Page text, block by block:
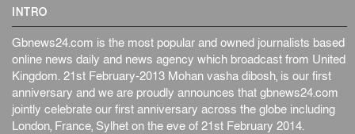
INTRO
Gbnews24.com is the most popular and owned journalists based
online news daily and news agency which broadcast from United
Kingdom. 21st February-2013 Mohan vasha dibosh, is our first
anniversary and we are proudly announces that gbnews24.com
jointly celebrate our first anniversary across the globe including
London, France, Sylhet on the eve of 21st February 2014.